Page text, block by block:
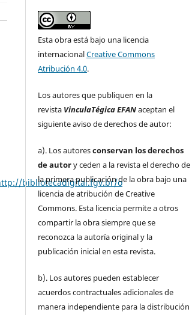
bibliotecadigital.fgv.br/o
Esta obra está bajo una licencia
internacionalCreative Commons
Atribución 4.0.
Los autores que publiquen en la
revista VinculaTégica EFANaceptan el
siguiente aviso de derechos de autor:
a). Los autoresconservan los derechos
de autory ceden a la revista el derecho de
la primera publicación de la obra bajo una
licencia de atribución de Creative
Commons. Esta licencia permite a otros
compartir la obra siempre que se
reconozca la autoría original y la
publicación inicial en esta revista.
b). Los autores pueden establecer
acuerdos contractuales adicionales de
manera independiente para la distribución